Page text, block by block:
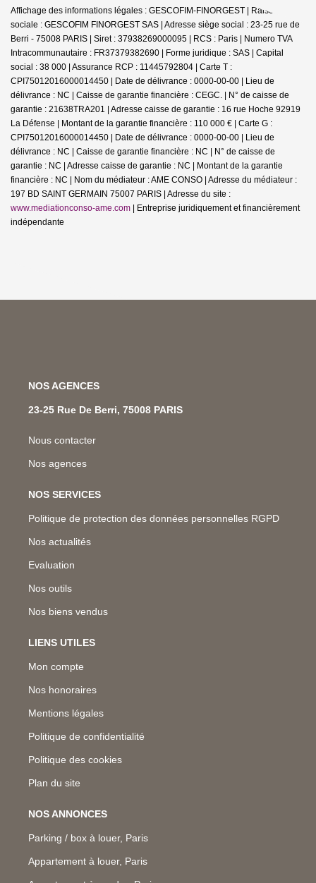
Affichage des informations légales : GESCOFIM-FINORGEST | Raison
sociale : GESCOFIM FINORGEST SAS | Adresse siège social : 23-25 rue de
Berri - 75008 PARIS | Siret : 37938269000095 | RCS : Paris | Numero TVA
Intracommunautaire : FR37379382690 | Forme juridique : SAS | Capital
social : 38 000 | Assurance RCP : 11445792804 | Carte T :
CPI75012016000014450 | Date de délivrance : 0000-00-00 | Lieu de
délivrance : NC | Caisse de garantie financière : CEGC. | N° de caisse de
garantie : 21638TRA201 | Adresse caisse de garantie : 16 rue Hoche 92919
La Défense | Montant de la garantie financière : 110 000 € | Carte G :
CPI75012016000014450 | Date de délivrance : 0000-00-00 | Lieu de
délivrance : NC | Caisse de garantie financière : NC | N° de caisse de
garantie : NC | Adresse caisse de garantie : NC | Montant de la garantie
financière : NC | Nom du médiateur : AME CONSO | Adresse du médiateur :
197 BD SAINT GERMAIN 75007 PARIS | Adresse du site :
www.mediationconso-ame.com | Entreprise juridiquement et financièrement
indépendante
NOS AGENCES
23-25 Rue De Berri, 75008 PARIS
Nous contacter
Nos agences
NOS SERVICES
Politique de protection des données personnelles RGPD
Nos actualités
Evaluation
Nos outils
Nos biens vendus
LIENS UTILES
Mon compte
Nos honoraires
Mentions légales
Politique de confidentialité
Politique des cookies
Plan du site
NOS ANNONCES
Parking / box à louer, Paris
Appartement à louer, Paris